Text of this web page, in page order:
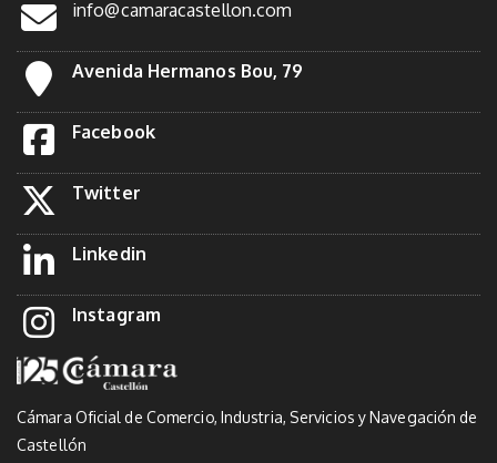
info@camaracastellon.com
Avenida Hermanos Bou, 79
Facebook
Twitter
Linkedin
Instagram
Cámara Oficial de Comercio, Industria, Servicios y Navegación de
Castellón